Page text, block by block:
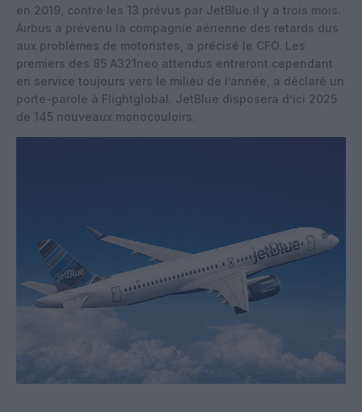
en 2019, contre les 13 prévus par JetBlue il y a trois mois.
Airbus a prévenu la compagnie aérienne des retards dus
aux problèmes de motoristes, a précisé le CFO. Les
premiers des 85 A321neo attendus entreront cependant
en service toujours vers le milieu de l’année, a déclaré un
porte-parole à Flightglobal. JetBlue disposera d’ici 2025
de 145 nouveaux monocouloirs.